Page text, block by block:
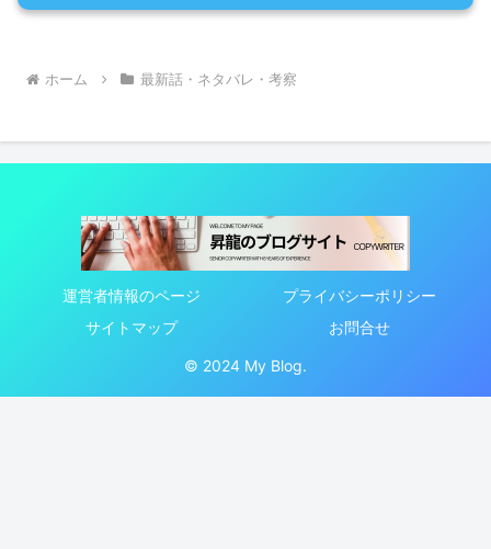
ホーム 最新話・ネタバレ・考察
運営者情報のページ
プライバシーポリシー
サイトマップ
お問合せ
© 2024 My Blog.